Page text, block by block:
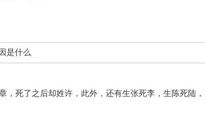
死了之后却姓许，此外，还有生张死李，生陈死陆，